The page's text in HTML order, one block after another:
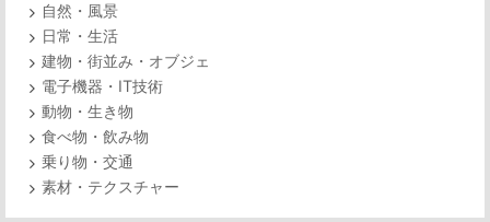
自然・風景
日常・生活
建物・街並み・オブジェ
電子機器・IT技術
動物・生き物
食べ物・飲み物
乗り物・交通
素材・テクスチャー